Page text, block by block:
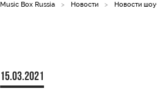
Music Box Russia > Новости > Новости
15.03.2021